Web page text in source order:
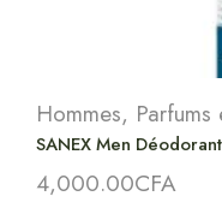
Hommes,
SANEX Men
4,000.00CFA